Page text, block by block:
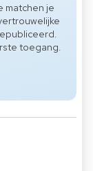
matchen je
toegang.